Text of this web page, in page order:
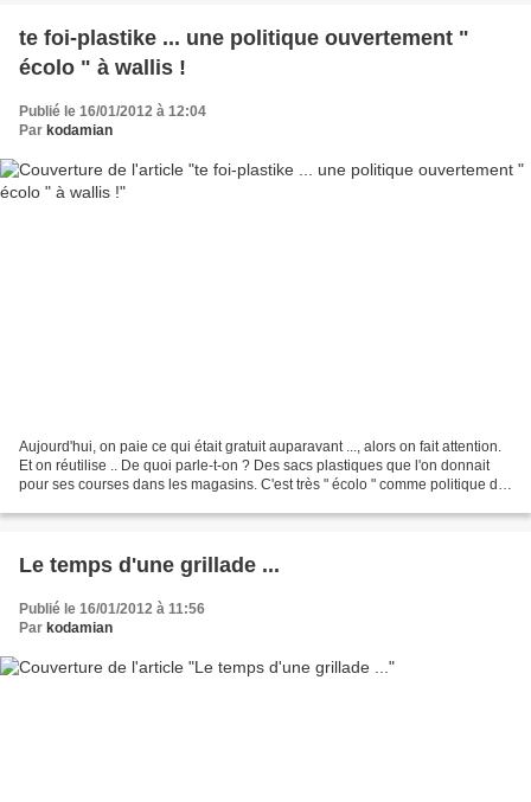
te foi-plastike ... une politique ouvertement "
écolo " à wallis !
Publié le 16/01/2012 à 12:04
Par kodamian
Aujourd'hui, on paie ce qui était gratuit auparavant ..., alors on fait attention.
Et on réutilise .. De quoi parle-t-on ? Des sacs plastiques que l'on donnait
pour ses courses dans les magasins. C'est très " écolo " comme politique de
Le temps d'une grillade ...
Publié le 16/01/2012 à 11:56
Par kodamian